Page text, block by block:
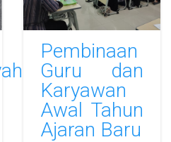
Pembinaan
Guru dan
Karyawan
Awal Tahun
Ajaran Baru